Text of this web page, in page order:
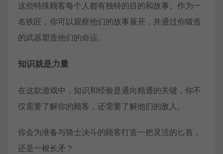
这些特殊顾客每个人都有独特的目的和故事。作为一
名铁匠，你可以观察他们的故事展开，并通过你锻造
的武器塑造他们的命运。
知识就是力量
在这款游戏中，知识和经验是通向精通的关键，你不
仅需要了解你的顾客，还需要了解他们的敌人。
你会为准备与骑士决斗的顾客打造一把灵活的匕首，
还是一根长矛？